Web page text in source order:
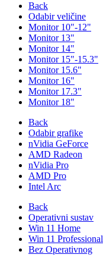
Back
Odabir veličine
Monitor 10"-12"
Monitor 13"
Monitor 14"
Monitor 15"-15.3"
Monitor 15.6"
Monitor 16"
Monitor 17.3"
Monitor 18"
Back
Odabir grafike
nVidia GeForce
AMD Radeon
nVidia Pro
AMD Pro
Intel Arc
Back
Operativni sustav
Win 11 Home
Win 11 Professional
Bez Operativnog